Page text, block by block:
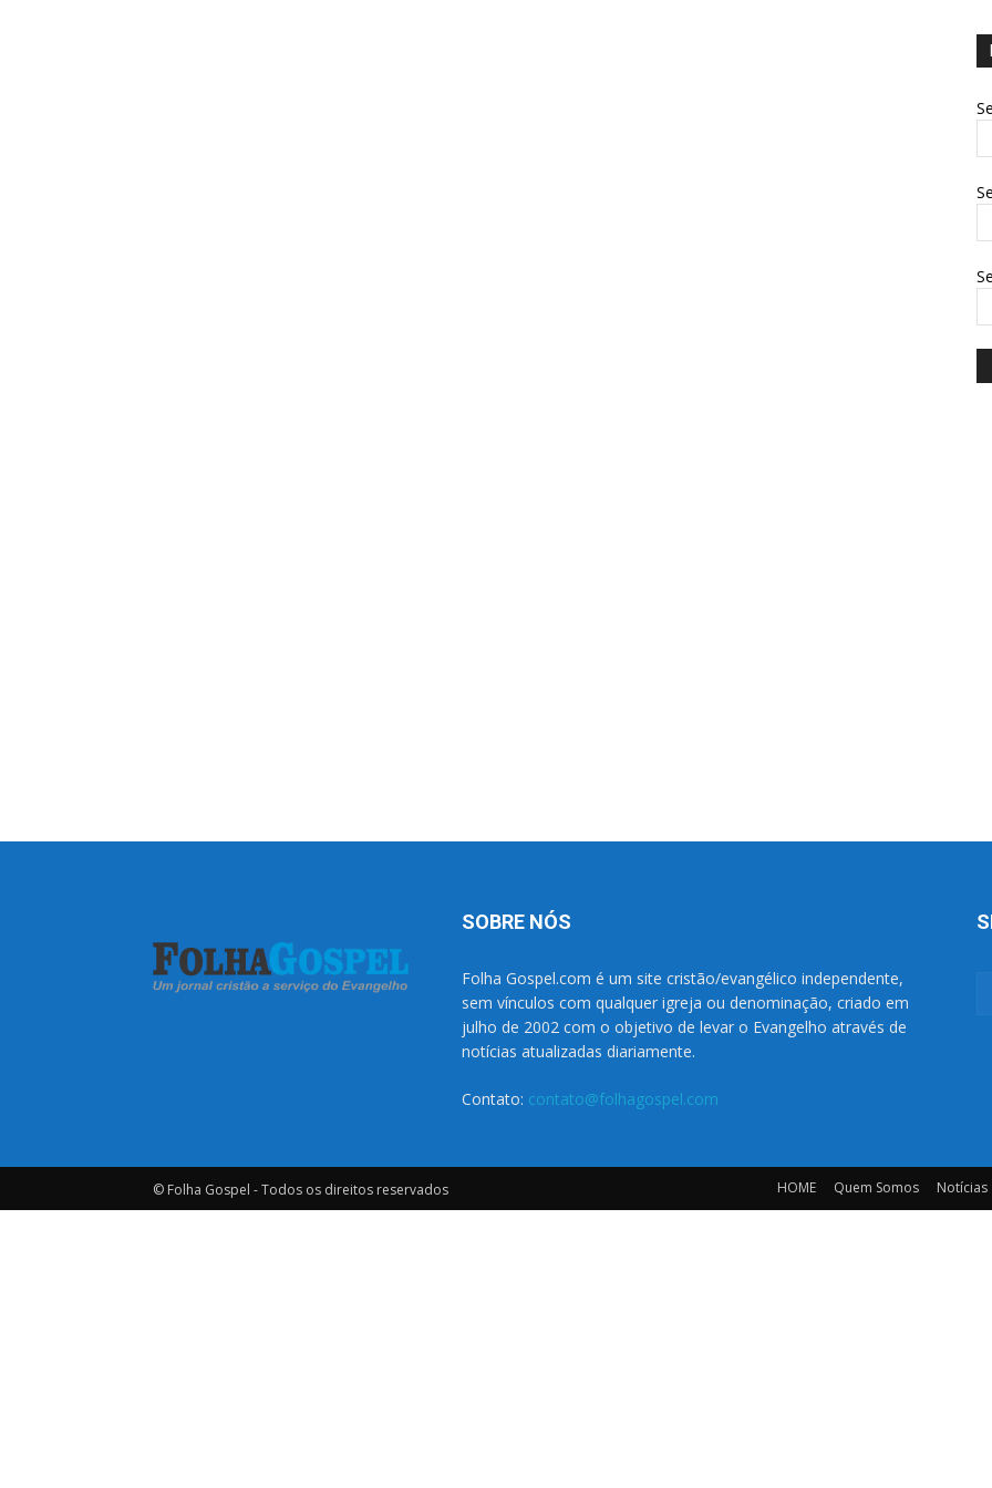
SOBRE NÓS
Folha Gospel.com é um site cristão/evangélico independente,
sem vínculos com qualquer igreja ou denominação, criado em
julho de 2002 com o objetivo de levar o Evangelho através de
notícias atualizadas diariamente.
Contato: contato@folhagospel.com
© Folha Gospel - Todos os direitos reservados HOME Quem Somos Notícias